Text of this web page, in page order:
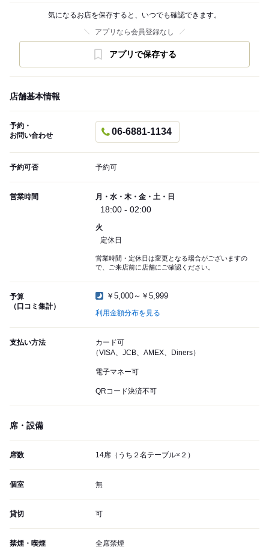
気になるお店を保存すると、いつでも確認できます。
アプリなら会員登録なし
アプリで保存する
店舗基本情報
予約・
お問い合わせ
06-6881-1134
予約可否 予約可
営業時間 月・水・木・金・土・日
18:00 - 02:00
火
定休日
営業時間・定休日は変更となる場合がございますの
で、ご来店前に店舗にご確認ください。
予算
（口コミ集計）
￥5,000～￥5,999
利用金額分布を見る
支払い方法
カード可
（VISA、JCB、AMEX、Diners）
電子マネー可
QRコード決済不可
席・設備
席数 14席（うち２名テーブル×２）
個室 無
貸切 可
禁煙・喫煙 全席禁煙